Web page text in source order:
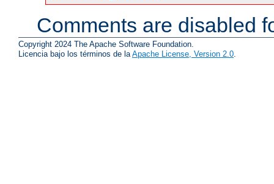
Comments are disabled
Copyright 2024 The Apache Software Foundation.
Licencia bajo los términos de la Apache License, Version 2.0